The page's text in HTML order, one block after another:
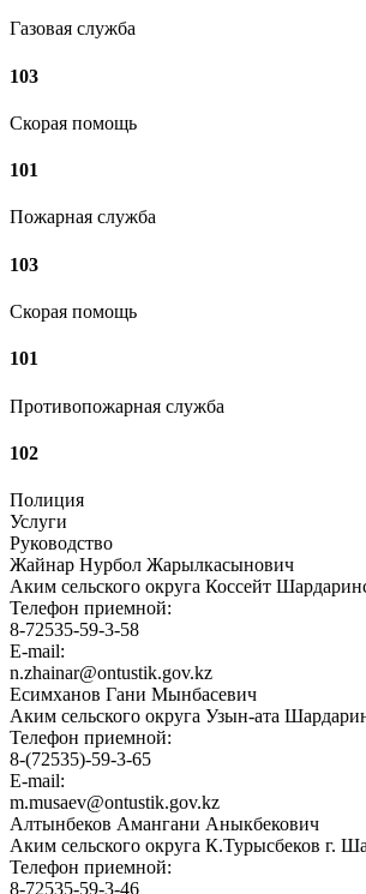
Газовая служба
103
Скорая помощь
101
Пожарная служба
103
Скорая помощь
101
Противопожарная служба
102
Полиция
Услуги
Руководство
Жайнар Нурбол Жарылкасынович
Аким сельского округа Коссейт
Телефон приемной:
8-72535-59-3-58
E-mail:
n.zhainar@ontustik.gov.kz
Есимханов Гани Мынбасевич
Аким сельского округа Узын-ата
Телефон приемной:
8-(72535)-59-3-65
E-mail:
m.musaev@ontustik.gov.kz
Алтынбеков Амангани Аныкбекович
Аким сельского округа К.Турысбеков г.
Телефон приемной:
8-72535-59-3-46